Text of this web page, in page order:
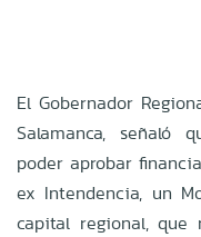
El Gobernador
Salamanca, señaló
poder aprobar
ex Intendencia, un
capital regional, que